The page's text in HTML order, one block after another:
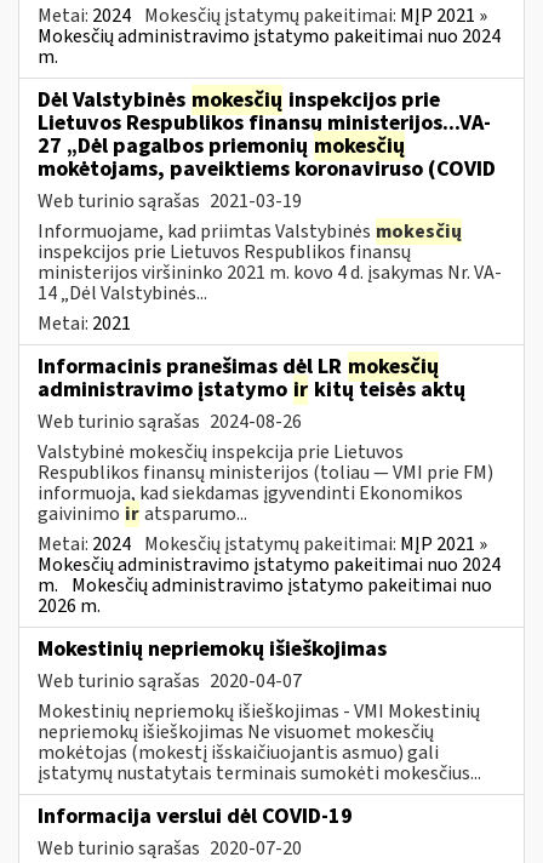
Metai: 2024 Mokesčių įstatymų pakeitimai: MĮP 2021 »
Mokesčių administravimo įstatymo pakeitimai nuo 2024
m.
Dėl Valstybinės mokesčių inspekcijos prie
Lietuvos Respublikos finansų ministerijos...VA-
27 „Dėl pagalbos priemonių mokesčių
mokėtojams, paveiktiems koronaviruso (COVID
Web turinio sąrašas 2021-03-19
Informuojame, kad priimtas Valstybinės mokesčių
inspekcijos prie Lietuvos Respublikos finansų
ministerijos viršininko 2021 m. kovo 4 d. įsakymas Nr. VA-
14 „Dėl Valstybinės...
Metai: 2021
Informacinis pranešimas dėl LR mokesčių
administravimo įstatymo ir kitų teisės aktų
Web turinio sąrašas 2024-08-26
Valstybinė mokesčių inspekcija prie Lietuvos
Respublikos finansų ministerijos (toliau — VMI prie FM)
informuoja, kad siekdamas įgyvendinti Ekonomikos
gaivinimo iratsparumo...
Metai: 2024 Mokesčių įstatymų pakeitimai: MĮP 2021 »
Mokesčių administravimo įstatymo pakeitimai nuo 2024
m. Mokesčių administravimo įstatymo pakeitimai nuo
2026 m.
Mokestinių nepriemokų išieškojimas
Web turinio sąrašas 2020-04-07
Mokestinių nepriemokų išieškojimas - VMI Mokestinių
nepriemokų išieškojimas Ne visuomet mokesčių
mokėtojas (mokestį išskaičiuojantis asmuo) gali
įstatymų nustatytais terminais sumokėti mokesčius...
Informacija verslui dėl COVID-19
Web turinio sąrašas 2020-07-20